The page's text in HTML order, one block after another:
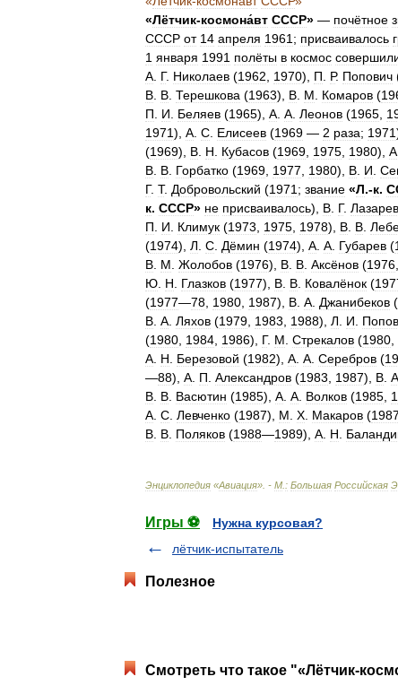
«Лётчик-космона́вт СССР» — почётное
СССР от 14 апреля 1961 ; присваивалось
1 января 1991 полёты в космос
А Г. Николаев (1962 1970), П Р. Попович
В В Терешкова (1963), В М Комаров (
П
И Беляев (1965), А А Леонов (1965
1971), А С Елисеев (1969 — 2 раза; 1971
(1969), В Н Кубасов (1969 1975 1980), А
В В Горбатко (1969 1977 1980), В И
Г. Т. Добровольский (1971 ; звание «Л.-к.
к. СССР» не присваивалось), В Г. Лазарев
П
И Климук (1973 1975 1978), В В
(1974), Л С Дёмин (1974), А А Губарев (
В М Жолобов (1976), В В Аксёнов (1976
Ю Н Глазков (1977), В В Ковалёнок (
(1977—78 1980 1987), В А Джанибеков (
В А Ляхов (1979 1983 1988), Л И Попов
(1980 1984 1986), Г. М Стрекалов (1980
А Н Березовой (1982), А А Серебров (
—88), А П Александров (1983 1987), В А
В В Васютин (1985), А А Волков (1985
А С Левченко (1987), М Х Макаров (1987
В В Поляков (1988—1989), А Н
Энциклопедия «Авиация». - М : Большая Российская
Игры ⚽
Нужна курсовая?
лётчик-испытатель
Полезное
Смотреть что такое "«Лётчик-